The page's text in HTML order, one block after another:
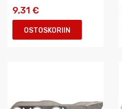
9,31 €
OSTOSKORIIN